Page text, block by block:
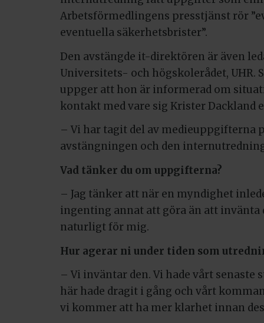
Arbetsförmedlingens presstjänst rör
eventuella säkerhetsbrister”.
Den avstängde it-direktören är även
Universitets- och högskolerådet, UHR.
uppger att hon är informerad om
kontakt med vare sig Krister Dackland
– Vi har tagit del av medieuppgifterna
avstängningen och den
Vad tänker du om uppgifterna?
– Jag tänker att när en myndighet
ingenting annat att göra än att invänta
naturligt för mig.
Hur agerar ni under tiden som
– Vi inväntar den. Vi hade vårt
här hade dragit i gång och vårt
vi kommer att ha mer klarhet innan